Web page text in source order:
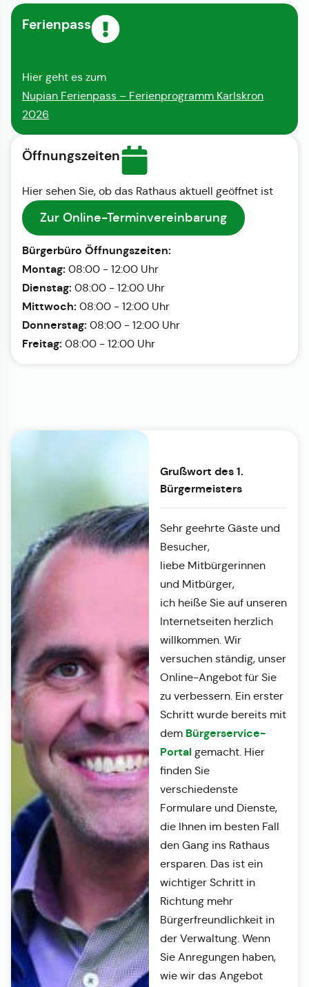
Ferienpass
Hier geht es zum
Nupian Ferienpass – Ferienprogramm Karlskron
2026
Öffnungszeiten
Hier sehen Sie, ob das Rathaus aktuell geöffnet ist
Zur Online-Terminvereinbarung
Bürgerbüro Öffnungszeiten:
Montag: 08:00 - 12:00 Uhr
Dienstag: 08:00 - 12:00 Uhr
Mittwoch: 08:00 - 12:00 Uhr
Donnerstag: 08:00 - 12:00 Uhr
Freitag: 08:00 - 12:00 Uhr
Grußwort des 1.
Bürgermeisters
Sehr geehrte Gäste und
Besucher,
liebe Mitbürgerinnen
und Mitbürger,
ich heiße Sie auf unseren
Internetseiten herzlich
willkommen. Wir
versuchen ständig, unser
Online-Angebot für Sie
zu verbessern. Ein erster
Schritt wurde bereits mit
dem Bürgerservice-
Portalgemacht. Hier
finden Sie
verschiedenste
Formulare und Dienste,
die Ihnen im besten Fall
den Gang ins Rathaus
ersparen. Das ist ein
wichtiger Schritt in
Richtung mehr
Bürgerfreundlichkeit in
der Verwaltung. Wenn
Sie Anregungen haben,
wie wir das Angebot